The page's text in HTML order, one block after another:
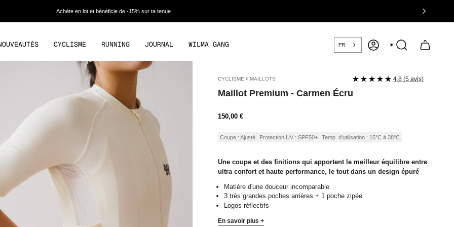
Achète en lot et bénéficie de -15% sur ta tenue
CYCLISME RUNNING JOURNAL WILMA GANG FR COMPTE RECHERCHE
CYCLISME › MAILLOTS
Maillot Premium - Carmen Écru
4.8 (5 avis)
Prix
150,00 €
Coupe : Ajusté Protection UV : SPF50+ Temp. d'utilisation : 15°C à 38°C
Une coupe et des finitions qui apportent le meilleur équilibre entre
ultra confort et haute performance, le tout dans un design épuré
Matière d'une douceur incomparable
3 très grandes poches arrières + 1 poche zipée
Logos réflectifs
En savoir plus +